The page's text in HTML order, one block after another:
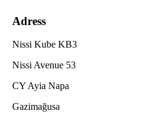
Adress
Nissi Kube KB3
Nissi Avenue 53
CY Ayia Napa
Gazimağusa